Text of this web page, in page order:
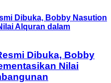
Dibuka, Bobby
Nilai